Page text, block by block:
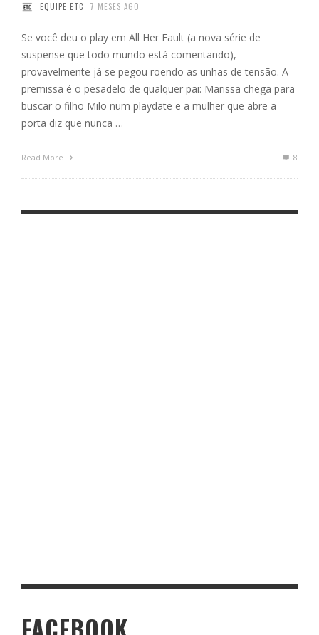
EQUIPE ETC 7 MESES AGO
Se você deu o play em All Her Fault (a nova série de
suspense que todo mundo está comentando),
provavelmente já se pegou roendo as unhas de tensão. A
premissa é o pesadelo de qualquer pai: Marissa chega para
buscar o filho Milo num playdate e a mulher que abre a
porta diz que nunca …
Read More 8